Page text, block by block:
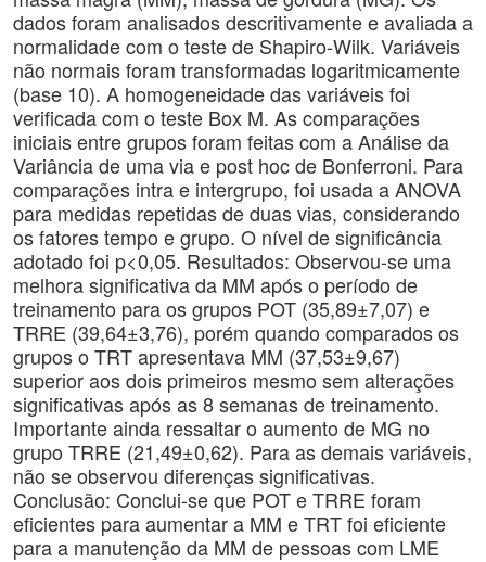
dados foram analisados descritivamente e avaliada a
normalidade com o teste de Shapiro-Wilk. Variáveis
não normais foram transformadas logaritmicamente
(base 10). A homogeneidade das variáveis foi
verificada com o teste Box M. As comparações
iniciais entre grupos foram feitas com a Análise da
Variância de uma via e post hoc de Bonferroni. Para
comparações intra e intergrupo, foi usada a ANOVA
para medidas repetidas de duas vias, considerando
os fatores tempo e grupo. O nível de significância
adotado foi p<0,05. Resultados: Observou-se uma
melhora significativa da MM após o período de
treinamento para os grupos POT (35,89±7,07) e
TRRE (39,64±3,76), porém quando comparados os
grupos o TRT apresentava MM (37,53±9,67)
superior aos dois primeiros mesmo sem alterações
significativas após as 8 semanas de treinamento.
Importante ainda ressaltar o aumento de MG no
grupo TRRE (21,49±0,62). Para as demais variáveis,
não se observou diferenças significativas.
Conclusão: Conclui-se que POT e TRRE foram
eficientes para aumentar a MM e TRT foi eficiente
para a manutenção da MM de pessoas com LME